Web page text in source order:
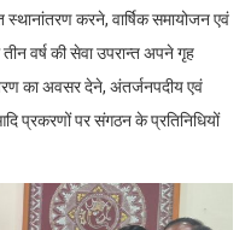
करने, वार्षिक समायोजन एवं
वर्ष की सेवा उपरान्त अपने गृह
का अवसर देने, अंतर्जनपदीय एवं
प्रकरणों पर संगठन के प्रतिनिधियों